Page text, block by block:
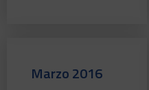
Marzo 2016